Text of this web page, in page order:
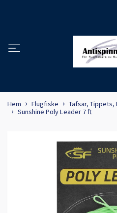
Hem Flugfiske
Tafsar, Tippets,
Sunshine Poly Leader 7 ft